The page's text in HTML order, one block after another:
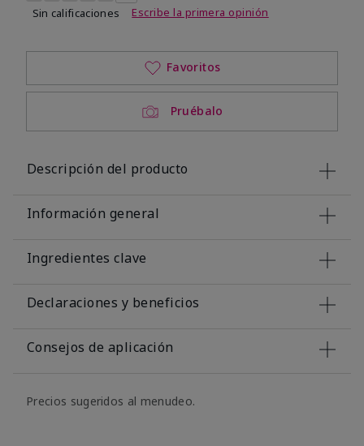
Sin calificaciones
Escribe la primera opinión
Pruébalo
Favoritos
Descripción del producto
Información general
Ingredientes clave
Declaraciones y beneficios
Consejos de aplicación
Precios sugeridos al menudeo.